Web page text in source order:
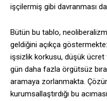
işçilermiş gibi davranması
Bütün bu tablo,
geldiğini açıkça
işsizlik korkusu, düşük ücret
gün daha fazla örgütsüz
aramaya zorlanmakta.
kurumsallaştırdığı bu